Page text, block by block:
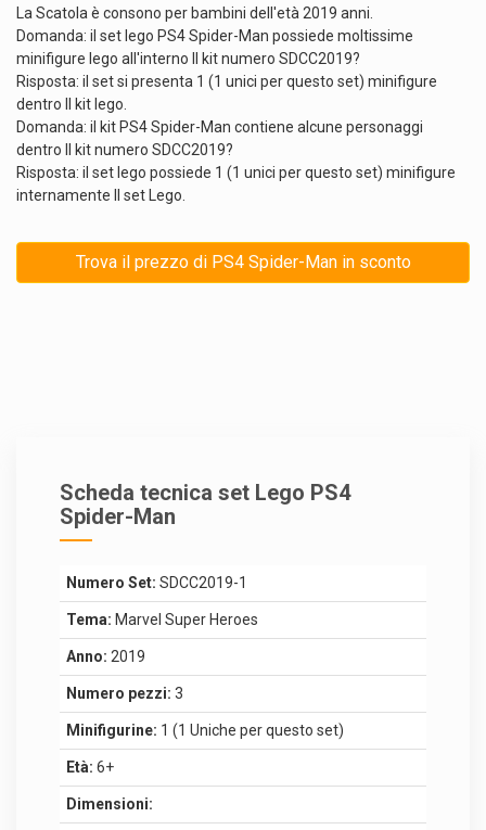
La Scatola è consono per bambini dell'età 2019 anni.
Domanda: il set lego PS4 Spider-Man possiede moltissime
minifigure lego all'interno Il kit numero SDCC2019?
Risposta: il set si presenta 1 (1 unici per questo set) minifigure
dentro Il kit lego.
Domanda: il kit PS4 Spider-Man contiene alcune personaggi
dentro Il kit numero SDCC2019?
Risposta: il set lego possiede 1 (1 unici per questo set) minifigure
internamente Il set Lego.
Trova il prezzo di PS4 Spider-Man in sconto
Scheda tecnica set Lego PS4
Spider-Man
Numero Set: SDCC2019-1
Tema: Marvel Super Heroes
Anno: 2019
Numero pezzi: 3
Minifigurine: 1 (1 Uniche per questo set)
Età: 6+
Dimensioni: